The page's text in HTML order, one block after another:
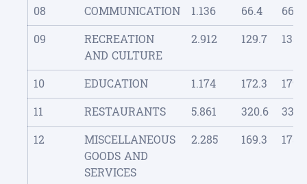
08
COMMUNICATION 1.136 66.4
66.7
09
RECREATION
AND CULTURE
2.912 129.7 135.8
10 EDUCATION 1.174 172.3
179.9
11
RESTAURANTS 5.861 320.6
333.1
12
MISCELLANEOUS
GOODS AND
SERVICES
2.285 169.3 175.8